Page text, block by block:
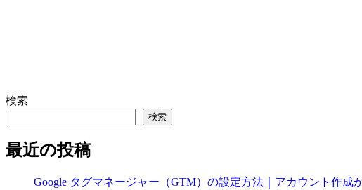
検索
検索
最近の投稿
Google タグマネージャー（GTM）の設定方法｜アカウント作成